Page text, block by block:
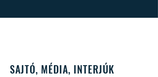
SAJTÓ, MÉDIA, INTERJÚK